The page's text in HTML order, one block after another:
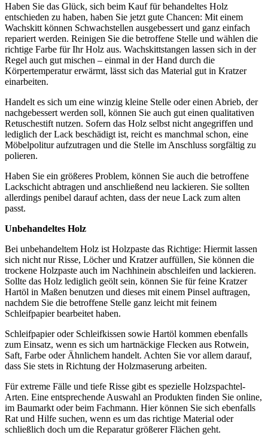
Haben Sie das Glück, sich beim Kauf für behandeltes Holz
entschieden zu haben, haben Sie jetzt gute Chancen: Mit einem
Wachskitt können Schwachstellen ausgebessert und ganz einfach
repariert werden. Reinigen Sie die betroffene Stelle und wählen die
richtige Farbe für Ihr Holz aus. Wachskittstangen lassen sich in der
Regel auch gut mischen – einmal in der Hand durch die
Körpertemperatur erwärmt, lässt sich das Material gut in Kratzer
einarbeiten.
Handelt es sich um eine winzig kleine Stelle oder einen Abrieb, der
nachgebessert werden soll, können Sie auch gut einen qualitativen
Retuschestift nutzen. Sofern das Holz selbst nicht angegriffen und
lediglich der Lack beschädigt ist, reicht es manchmal schon, eine
Möbelpolitur aufzutragen und die Stelle im Anschluss sorgfältig zu
polieren.
Haben Sie ein größeres Problem, können Sie auch die betroffene
Lackschicht abtragen und anschließend neu lackieren. Sie sollten
allerdings penibel darauf achten, dass der neue Lack zum alten
passt.
Unbehandeltes Holz
Bei unbehandeltem Holz ist Holzpaste das Richtige: Hiermit lassen
sich nicht nur Risse, Löcher und Kratzer auffüllen, Sie können die
trockene Holzpaste auch im Nachhinein abschleifen und lackieren.
Sollte das Holz lediglich geölt sein, können Sie für feine Kratzer
Hartöl in Maßen benutzen und dieses mit einem Pinsel auftragen,
nachdem Sie die betroffene Stelle ganz leicht mit feinem
Schleifpapier bearbeitet haben.
Schleifpapier oder Schleifkissen sowie Hartöl kommen ebenfalls
zum Einsatz, wenn es sich um hartnäckige Flecken aus Rotwein,
Saft, Farbe oder Ähnlichem handelt. Achten Sie vor allem darauf,
dass Sie stets in Richtung der Holzmaserung arbeiten.
Für extreme Fälle und tiefe Risse gibt es spezielle Holzspachtel-
Arten. Eine entsprechende Auswahl an Produkten finden Sie online,
im Baumarkt oder beim Fachmann. Hier können Sie sich ebenfalls
Rat und Hilfe suchen, wenn es um das richtige Material oder
schließlich doch um die Reparatur größerer Flächen geht.